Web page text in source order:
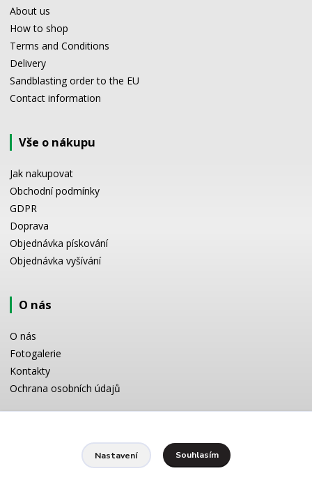
About us
How to shop
Terms and Conditions
Delivery
Sandblasting order to the EU
Contact information
Vše o nákupu
Jak nakupovat
Obchodní podmínky
GDPR
Doprava
Objednávka pískování
Objednávka vyšívání
O nás
O nás
Fotogalerie
Kontakty
Ochrana osobních údajů
Potřebujete poradit s výběrem? Neváhejte se zeptat:
Nastavení Souhlasím